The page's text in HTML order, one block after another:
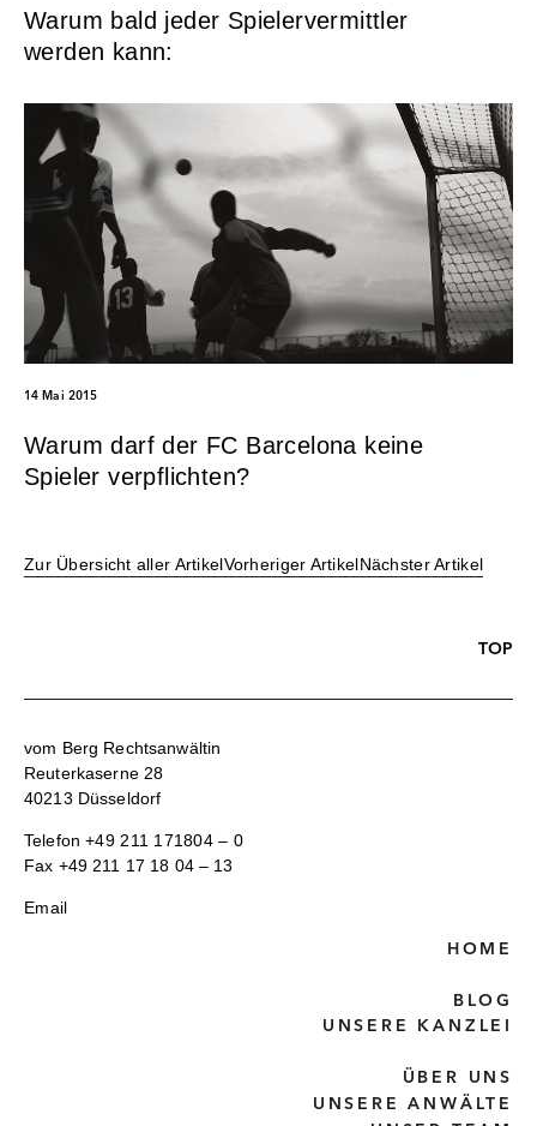
Warum bald jeder Spielervermittler
werden kann:
14 Mai 2015
Warum darf der FC Barcelona keine
Spieler verpflichten?
Zur Übersicht aller ArtikelVorheriger ArtikelNächster Artikel
TOP
vom Berg Rechtsanwältin
Reuterkaserne 28
40213 Düsseldorf
Telefon+49 211 171804 – 0
Fax +49 211 17 18 04 – 13
Email
HOME
BLOG
UNSERE KANZLEI
ÜBER UNS
UNSERE ANWÄLTE